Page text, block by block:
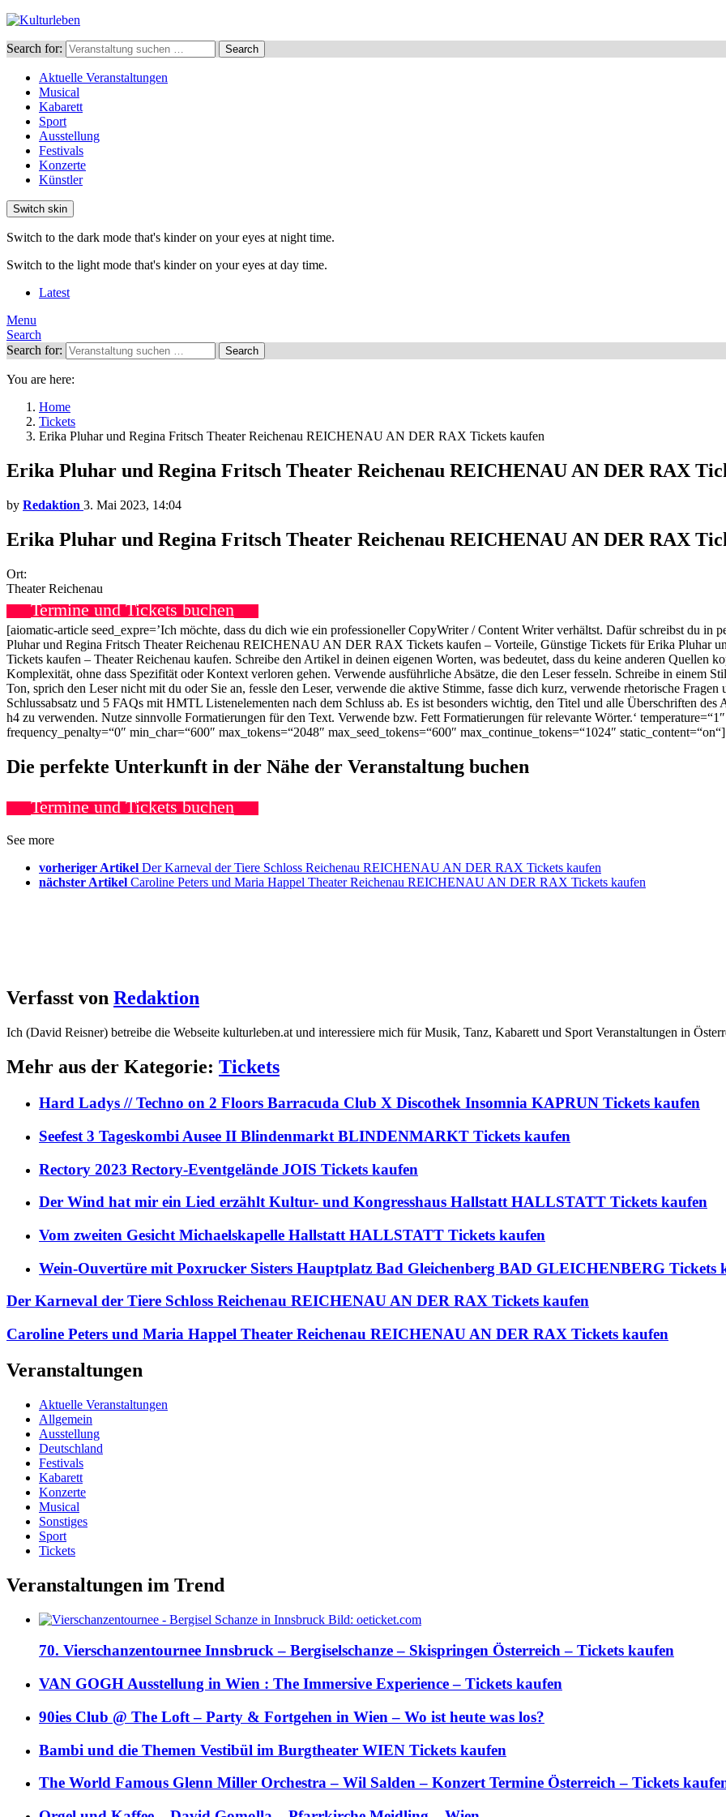
Search for: Search
Aktuelle Veranstaltungen
Musical
Kabarett
Sport
Ausstellung
Festivals
Konzerte
Künstler
Switch skin
Switch to the dark mode that's kinder on your eyes at night time.
Switch to the light mode that's kinder on your eyes at day time.
Latest
Menu
Search
Search for:
Search
You are here:
Home
Tickets
Erika Pluhar und Regina Fritsch Theater Reichenau REICHENAU AN DER RAX Tickets kaufen
Erika Pluhar und Regina Fritsch Theater Reichenau REICHENAU AN DER RAX
by Redaktion 3. Mai 2023, 14:04
Erika Pluhar und Regina Fritsch Theater Reichenau REICHENAU AN DER RAX
Ort:
Theater Reichenau
Termine und Tickets buchen
[aiomatic-article seed_expre=’Ich möchte, dass du dich wie ein professioneller CopyWriter / Content Writer verhältst. Dafür schreibst du in
Pluhar und Regina Fritsch Theater Reichenau REICHENAU AN DER RAX Tickets kaufen – Vorteile, Günstige Tickets für Erika
Tickets kaufen – Theater Reichenau kaufen. Schreibe den Artikel in deinen eigenen Worten, was bedeutet, dass du keine anderen Quellen
Komplexität, ohne dass Spezifität oder Kontext verloren gehen. Verwende ausführliche Absätze, die den Leser fesseln. Schreibe in einem
Ton, sprich den Leser nicht mit du oder Sie an, fessle den Leser, verwende die aktive Stimme, fasse dich kurz, verwende rhetorische
Schlussabsatz und 5 FAQs mit HMTL Listenelementen nach dem Schluss ab. Es ist besonders wichtig, den Titel und alle Überschriften
h4 zu verwenden. Nutze sinnvolle Formatierungen für den Text. Verwende bzw. Fett Formatierungen für relevante Wörter.‘
frequency_penalty=“0″ min_char=“600″ max_tokens=“2048″ max_seed_tokens=“600″ max_continue_tokens=“1024″ static_content=“on“]
Die perfekte Unterkunft in der Nähe der Veranstaltung buchen
Termine und Tickets buchen
See more
vorheriger Artikel Der Karneval der Tiere Schloss Reichenau REICHENAU AN DER RAX Tickets kaufen
nächster Artikel Caroline Peters und Maria Happel Theater Reichenau REICHENAU AN DER RAX Tickets kaufen
Verfasst von Redaktion
Ich (David Reisner) betreibe die Webseite kulturleben.at und interessiere mich für Musik, Tanz, Kabarett und Sport Veranstaltungen in
Mehr aus der Kategorie: Tickets
Hard Ladys // Techno on 2 Floors Barracuda Club X Discothek Insomnia KAPRUN Tickets kaufen
Seefest 3 Tageskombi Ausee II Blindenmarkt BLINDENMARKT Tickets kaufen
Rectory 2023 Rectory-Eventgelände JOIS Tickets kaufen
Der Wind hat mir ein Lied erzählt Kultur- und Kongresshaus Hallstatt HALLSTATT Tickets kaufen
Vom zweiten Gesicht Michaelskapelle Hallstatt HALLSTATT Tickets kaufen
Wein-Ouvertüre mit Poxrucker Sisters Hauptplatz Bad Gleichenberg BAD GLEICHENBERG Tickets
Der Karneval der Tiere Schloss Reichenau REICHENAU AN DER RAX Tickets kaufen
Caroline Peters und Maria Happel Theater Reichenau REICHENAU AN DER RAX Tickets kaufen
Veranstaltungen
Aktuelle Veranstaltungen
Allgemein
Ausstellung
Deutschland
Festivals
Kabarett
Konzerte
Musical
Sonstiges
Sport
Tickets
Veranstaltungen im Trend
70. Vierschanzentournee Innsbruck – Bergiselschanze – Skispringen Österreich – Tickets kaufen
VAN GOGH Ausstellung in Wien : The Immersive Experience – Tickets kaufen
90ies Club @ The Loft – Party & Fortgehen in Wien – Wo ist heute was los?
Bambi und die Themen Vestibül im Burgtheater WIEN Tickets kaufen
The World Famous Glenn Miller Orchestra – Wil Salden – Konzert Termine Österreich – Tickets